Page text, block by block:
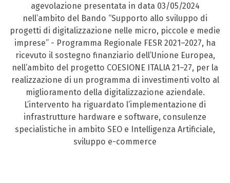
agevolazione presentata in data 03/05/2024
nell’ambito del Bando “Supporto allo sviluppo di
progetti di digitalizzazione nelle micro, piccole e medie
imprese” - Programma Regionale FESR 2021–2027, ha
ricevuto il sostegno finanziario dell’Unione Europea,
nell’ambito del progetto COESIONE ITALIA 21–27, per la
realizzazione di un programma di investimenti volto al
miglioramento della digitalizzazione aziendale.
L’intervento ha riguardato l’implementazione di
infrastrutture hardware e software, consulenze
specialistiche in ambito SEO e Intelligenza Artificiale,
sviluppo e-commerce